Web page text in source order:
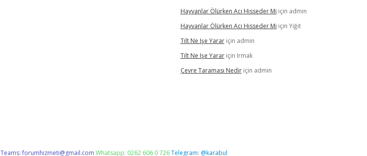
Hayvanlar Ölürken Acı Hisseder Mi için admin
Hayvanlar Ölürken Acı Hisseder Mi için Yiğit
Tilt Ne Işe Yarariçin admin
Tilt Ne Işe Yarariçin Irmak
Çevre Taraması Nediriçin admin
Teams:forumhizmeti@gmail.com Whatsapp: 0262 606 0 726Telegram: @karabul